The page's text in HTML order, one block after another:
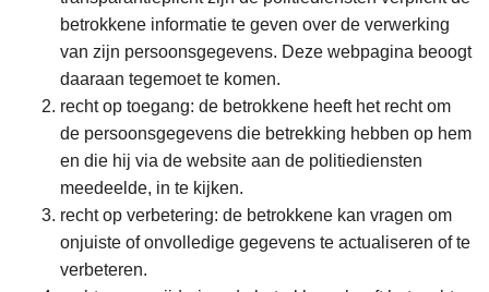
betrokkene informatie te geven over de verwerking
van zijn persoonsgegevens. Deze webpagina beoogt
daaraan tegemoet te komen.
recht op toegang: de betrokkene heeft het recht om
de persoonsgegevens die betrekking hebben op hem
en die hij via de website aan de politiediensten
meedeelde, in te kijken.
recht op verbetering: de betrokkene kan vragen om
onjuiste of onvolledige gegevens te actualiseren of te
verbeteren.